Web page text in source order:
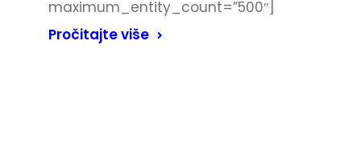
maximum_entity_count=”500″]
Pročitajte više